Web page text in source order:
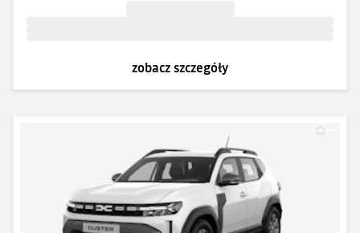
zobacz szczegóły